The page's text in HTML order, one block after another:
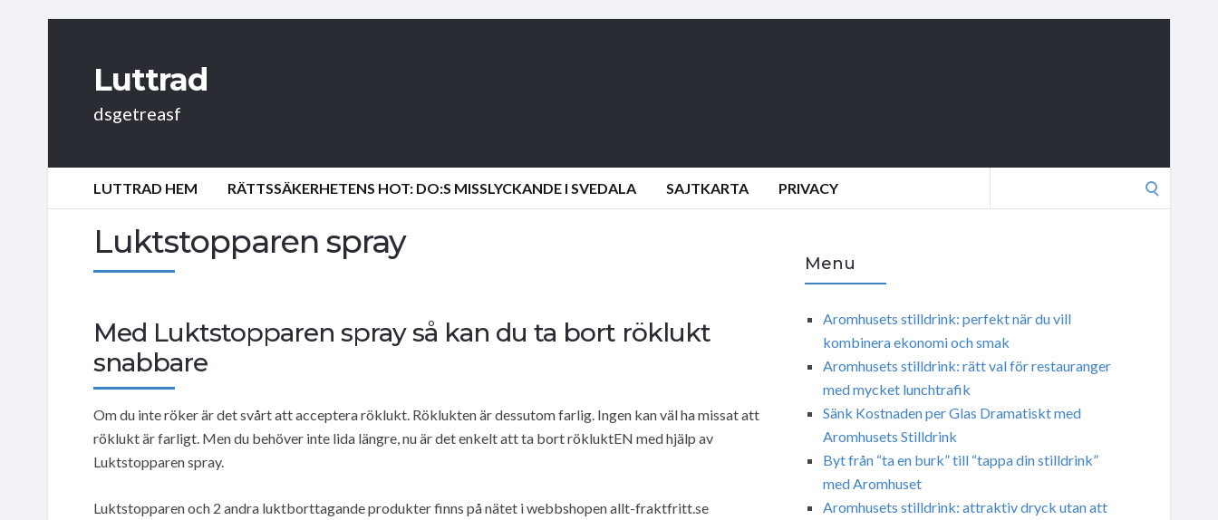
Luttrad
dsgetreasf
LUTTRAD HEM RÄTTSSÄKERHETENS HOT: DO:S MISSLYCKANDE I SVEDALA SAJTKARTA PRIVACY
Luktstopparen spray
Med Luktstopparen spray så kan du ta bort röklukt
snabbare
Om du inte röker är det svårt att acceptera röklukt. Röklukten är dessutom farlig. Ingen kan väl ha missat att
röklukt är farligt. Men du behöver inte lida längre, nu är det enkelt att ta bort rökluktEN med hjälp av
Luktstopparen spray.
Luktstopparen och 2 andra luktborttagande produkter finns på nätet i webbshopen allt-fraktfritt.se
Menu
Aromhusets stilldrink: perfekt när du vill
kombinera ekonomi och smak
Aromhusets stilldrink: rätt val för restauranger
med mycket lunchtrafik
Sänk Kostnaden per Glas Dramatiskt med
Aromhusets Stilldrink
Byt från “ta en burk” till “tappa din stilldrink”
med Aromhuset
Aromhusets stilldrink: attraktiv dryck utan att